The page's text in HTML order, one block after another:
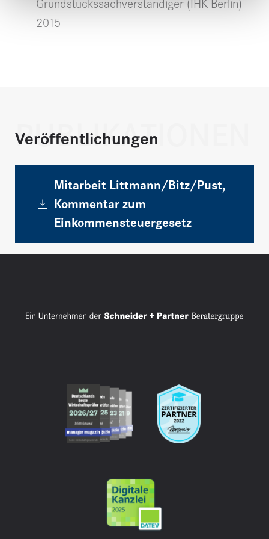
Grundstückssachverständiger (IHK Berlin)
2015
PUBLIKATIONEN
Veröffentlichungen
Mitarbeit Littmann/Bitz/Pust,
Kommentar zum
Einkommensteuergesetz